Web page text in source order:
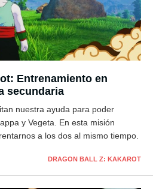
Entrenamiento en
secundaria
nuestra ayuda para poder
y Vegeta. En esta misión
a los dos al mismo tiempo.
DRAGON BALL Z: KAKAROT